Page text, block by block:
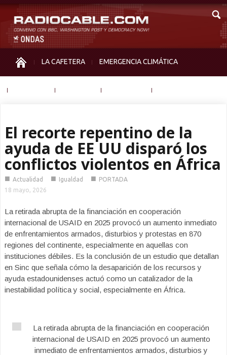
LA CAFETERA EMERGENCIA CLIMÁTICA
El recorte repentino de la
ayuda de EE UU disparó los
conflictos violentos en África
■ Actualidad ■ Igualdad ■ PORTADA
18 mayo, 2026
La retirada abrupta de la financiación en cooperación
internacional de USAID en 2025 provocó un aumento inmediato
de enfrentamientos armados, disturbios y protestas en 870
regiones del continente, especialmente en aquellas con
instituciones débiles. Es la conclusión de un estudio que detallan
en Sinc que señala cómo la desaparición de los recursos y
ayuda estadounidenses actuó como un catalizador de la
inestabilidad política y social, especialmente en África.
La retirada abrupta de la financiación en cooperación
internacional de USAID en 2025 provocó un aumento
inmediato de enfrentamientos armados, disturbios y